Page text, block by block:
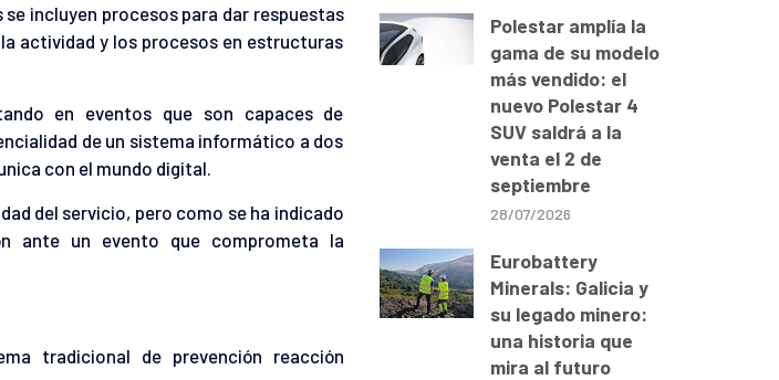
incluyen procesos para dar respuestas
actividad y los procesos en estructuras
en eventos que son capaces de
de un sistema informático a dos
con el mundo digital.
del servicio, pero como se ha indicado
ante un evento que comprometa la
tradicional de prevención reacción
Polestar amplía la
gama de su modelo
más vendido: el
nuevo Polestar 4
SUV saldrá a la
venta el 2 de
septiembre
28/07/2026
Eurobattery
Minerals: Galicia y
su legado minero:
una historia que
mira al futuro